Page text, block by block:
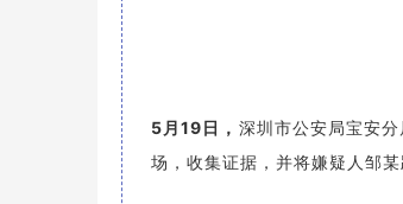
5月19日 ， 深圳市公安局宝安
场，收集证据，并将嫌疑人邹某